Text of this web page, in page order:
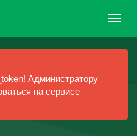
Администратору
на сервисе